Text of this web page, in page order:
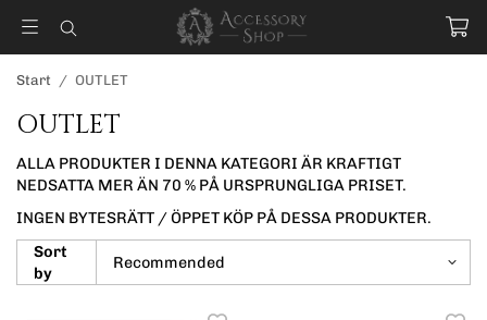
Start / OUTLET
OUTLET
ALLA PRODUKTER I DENNA KATEGORI ÄR KRAFTIGT
NEDSATTA MER ÄN 70 % PÅ URSPRUNGLIGA PRISET.
INGEN BYTESRÄTT / ÖPPET KÖP PÅ DESSA PRODUKTER.
Sort
by